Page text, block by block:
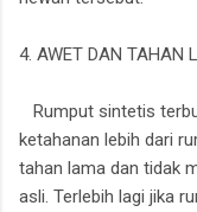
4. AWET DAN TAHAN
Rumput sintetis
ketahanan lebih dari
tahan lama dan tidak
asli. Terlebih lagi jika